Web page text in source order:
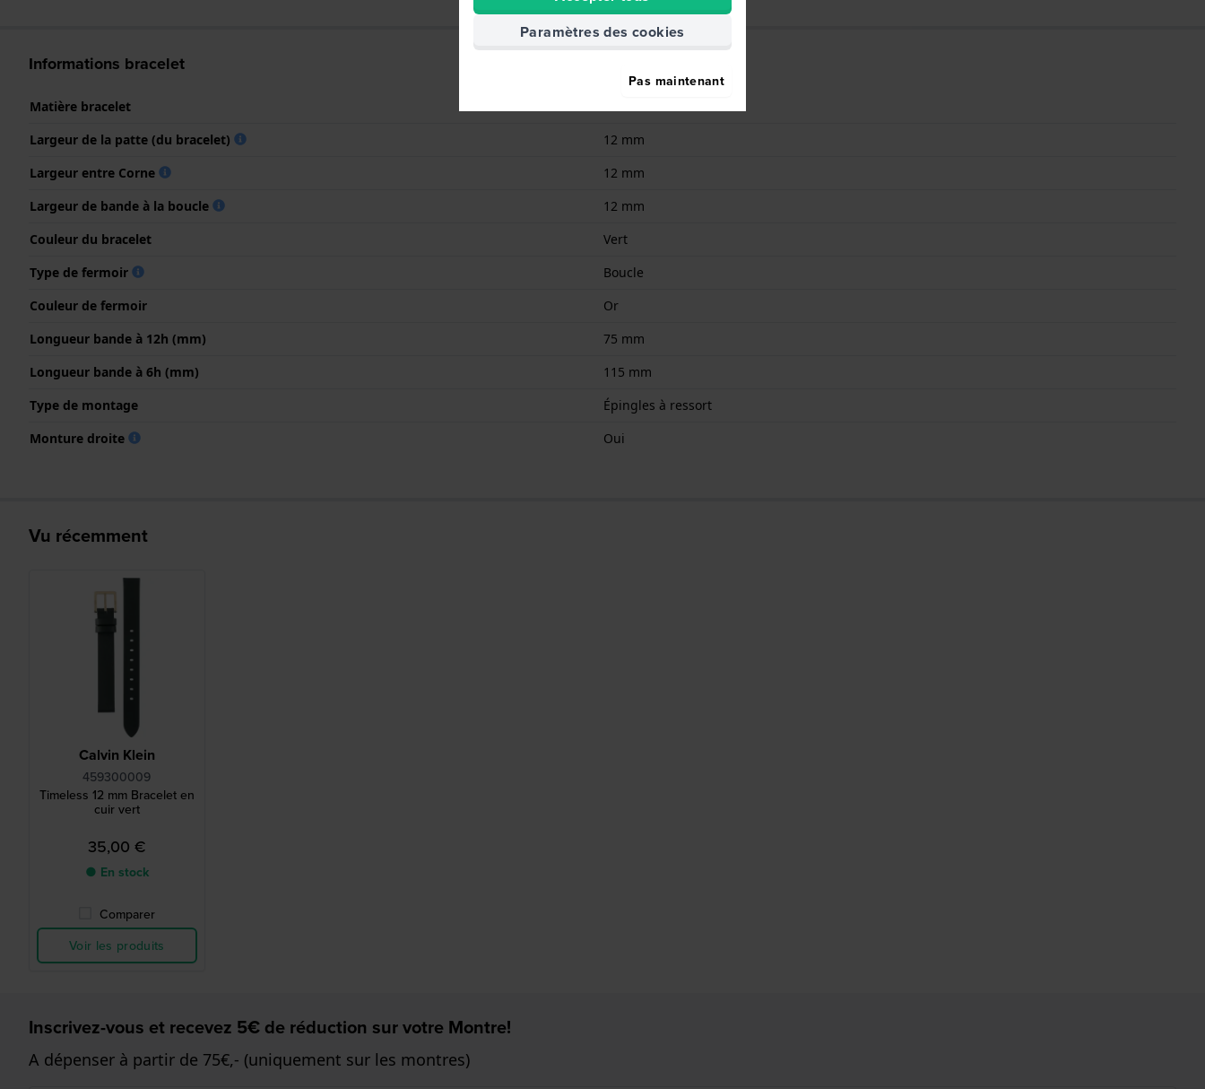
Informations bracelet
Matière bracelet
Largeur de la patte (du bracelet)
12 mm
Largeur entre Corne
12 mm
Largeur de bande à la boucle
12 mm
Couleur du bracelet
Vert
Type de fermoir
Boucle
Couleur de fermoir
Or
Longueur bande à 12h (mm)
75 mm
Longueur bande à 6h (mm)
115 mm
Type de montage
Épingles à ressort
Monture droite
Oui
Vu récemment
Calvin Klein
459300009
Timeless 12 mm Bracelet en
cuir vert
35,00 €
● En stock
Comparer
Voir les produits
Inscrivez-vous et recevez 5€ de réduction sur votre Montre!
A dépenser à partir de 75€,- (uniquement sur les montres)
Paramètres des cookies
Pas maintenant